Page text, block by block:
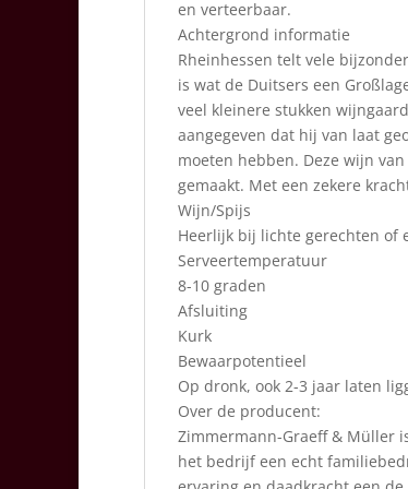
en verteerbaar.
Achtergrond informatie
Rheinhessen telt vele
is wat de Duitsers een
veel kleinere stukken
aangegeven dat hij van laat
moeten hebben. Deze wijn
gemaakt. Met een zekere
Wijn/Spijs
Heerlijk bij lichte gerechten of
Serveertemperatuur
8-10 graden
Afsluiting
Kurk
Bewaarpotentieel
Op dronk, ook 2-3 jaar laten
Over de producent:
Zimmermann-Graeff & Müller
het bedrijf een echt